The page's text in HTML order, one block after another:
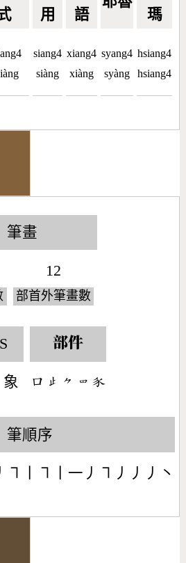
用 語 瑪
siang4
siàng
xiang4
xiàng
syang4
syàng
hsiang4
hsiang4
筆畫
12
部首外筆畫數
象
部件
󶁶󶃏󶀾󶃖󶆏
筆順序
㇕丨㇕丨一丿㇕丿丿丿丶